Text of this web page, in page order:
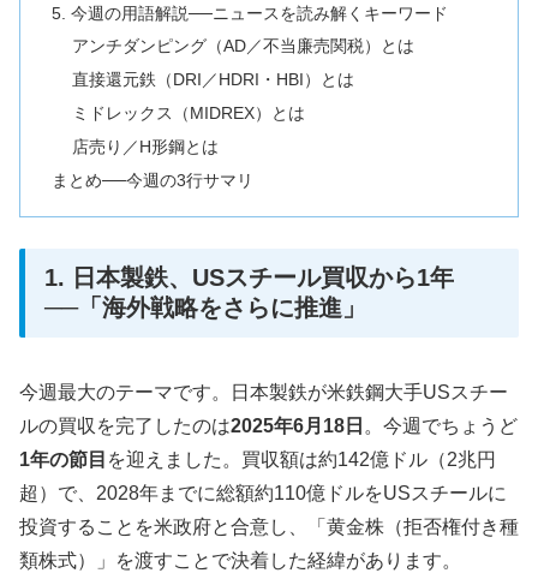
5. 今週の用語解説──ニュースを読み解くキーワード
アンチダンピング（AD／不当廉売関税）とは
直接還元鉄（DRI／HDRI・HBI）とは
ミドレックス（MIDREX）とは
店売り／H形鋼とは
まとめ──今週の3行サマリ
1. 日本製鉄、USスチール買収から1年
──「海外戦略をさらに推進」
今週最大のテーマです。日本製鉄が米鉄鋼大手USスチー
ルの買収を完了したのは2025年6月18日 。今週でちょうど
1年の節目 を迎えました。買収額は約142億ドル（2兆円
超）で、2028年までに総額約110億ドルをUSスチールに
投資することを米政府と合意し、「黄金株（拒否権付き種
類株式）」を渡すことで決着した経緯があります。